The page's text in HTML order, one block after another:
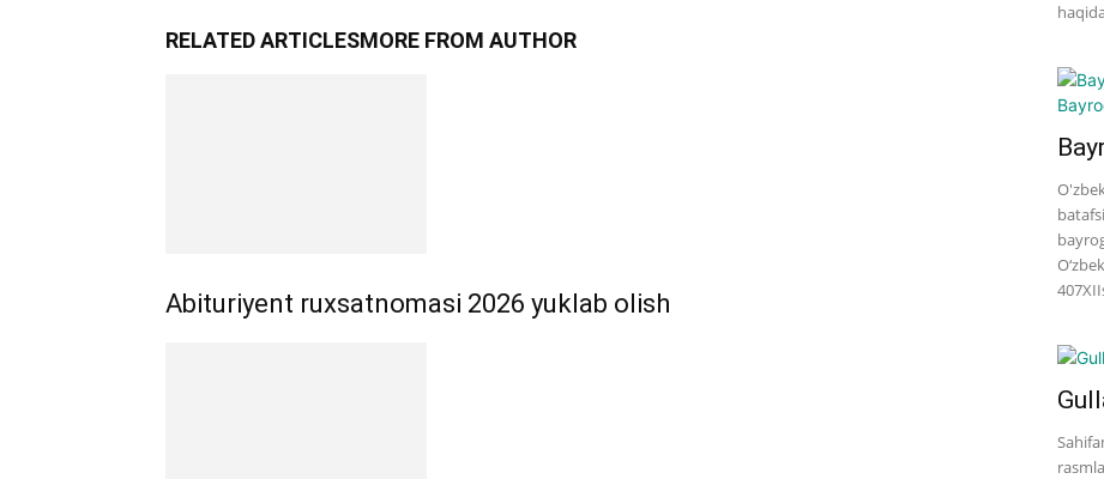
RELATED ARTICLESMORE FROM AUTHOR
Abituriyent ruxsatnomasi 2026 yuklab olish